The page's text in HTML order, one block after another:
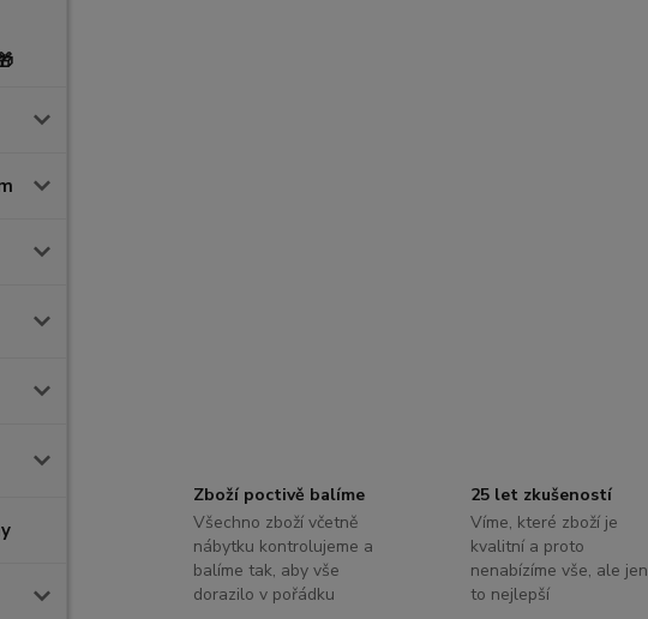
Zboží poctivě balíme
Všechno zboží včetně
nábytku kontrolujeme a
balíme tak, aby vše
dorazilo v pořádku
25 let zkušeností
Víme, které zboží je
kvalitní a proto
nenabízíme vše, ale jen
to nejlepší